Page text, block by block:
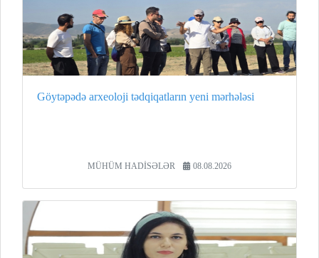
Göytəpədə arxeoloji tədqiqatların yeni mərhələsi
MÜHÜM HADİSƏLƏR 08.08.2026